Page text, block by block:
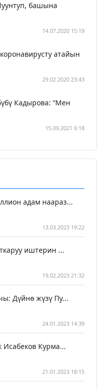
башына
14.07.2020 15:19
атайын
29.02.2020 23:43
Кадырова: “Мен
15.09.2021 6:18
адам наараз...
13.03.2023 19:22
иштерин ...
19.02.2023 21:32
Дүйнө жүзү Пу...
24.01.2023 14:39
Курма...
21.01.2023 18:15